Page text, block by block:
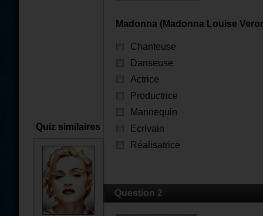
Quiz similaires
Madonna (Madonna Louise
Chanteuse
Danseuse
Actrice
Productrice
Mannequin
Ecrivain
Réalisatrice
Question 2